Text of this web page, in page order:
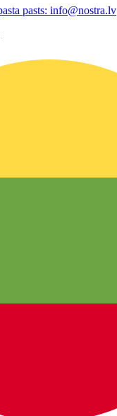
pasts: info@nostra.lv